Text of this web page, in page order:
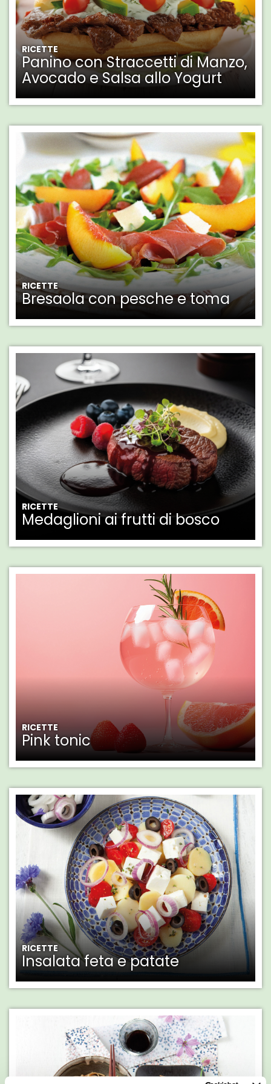
RICETTE
Panino con Straccetti di Manzo,
Avocado e Salsa allo Yogurt
RICETTE
Bresaola con pesche e toma
RICETTE
Medaglioni ai frutti di bosco
RICETTE
Pink tonic
RICETTE
Insalata feta e patate